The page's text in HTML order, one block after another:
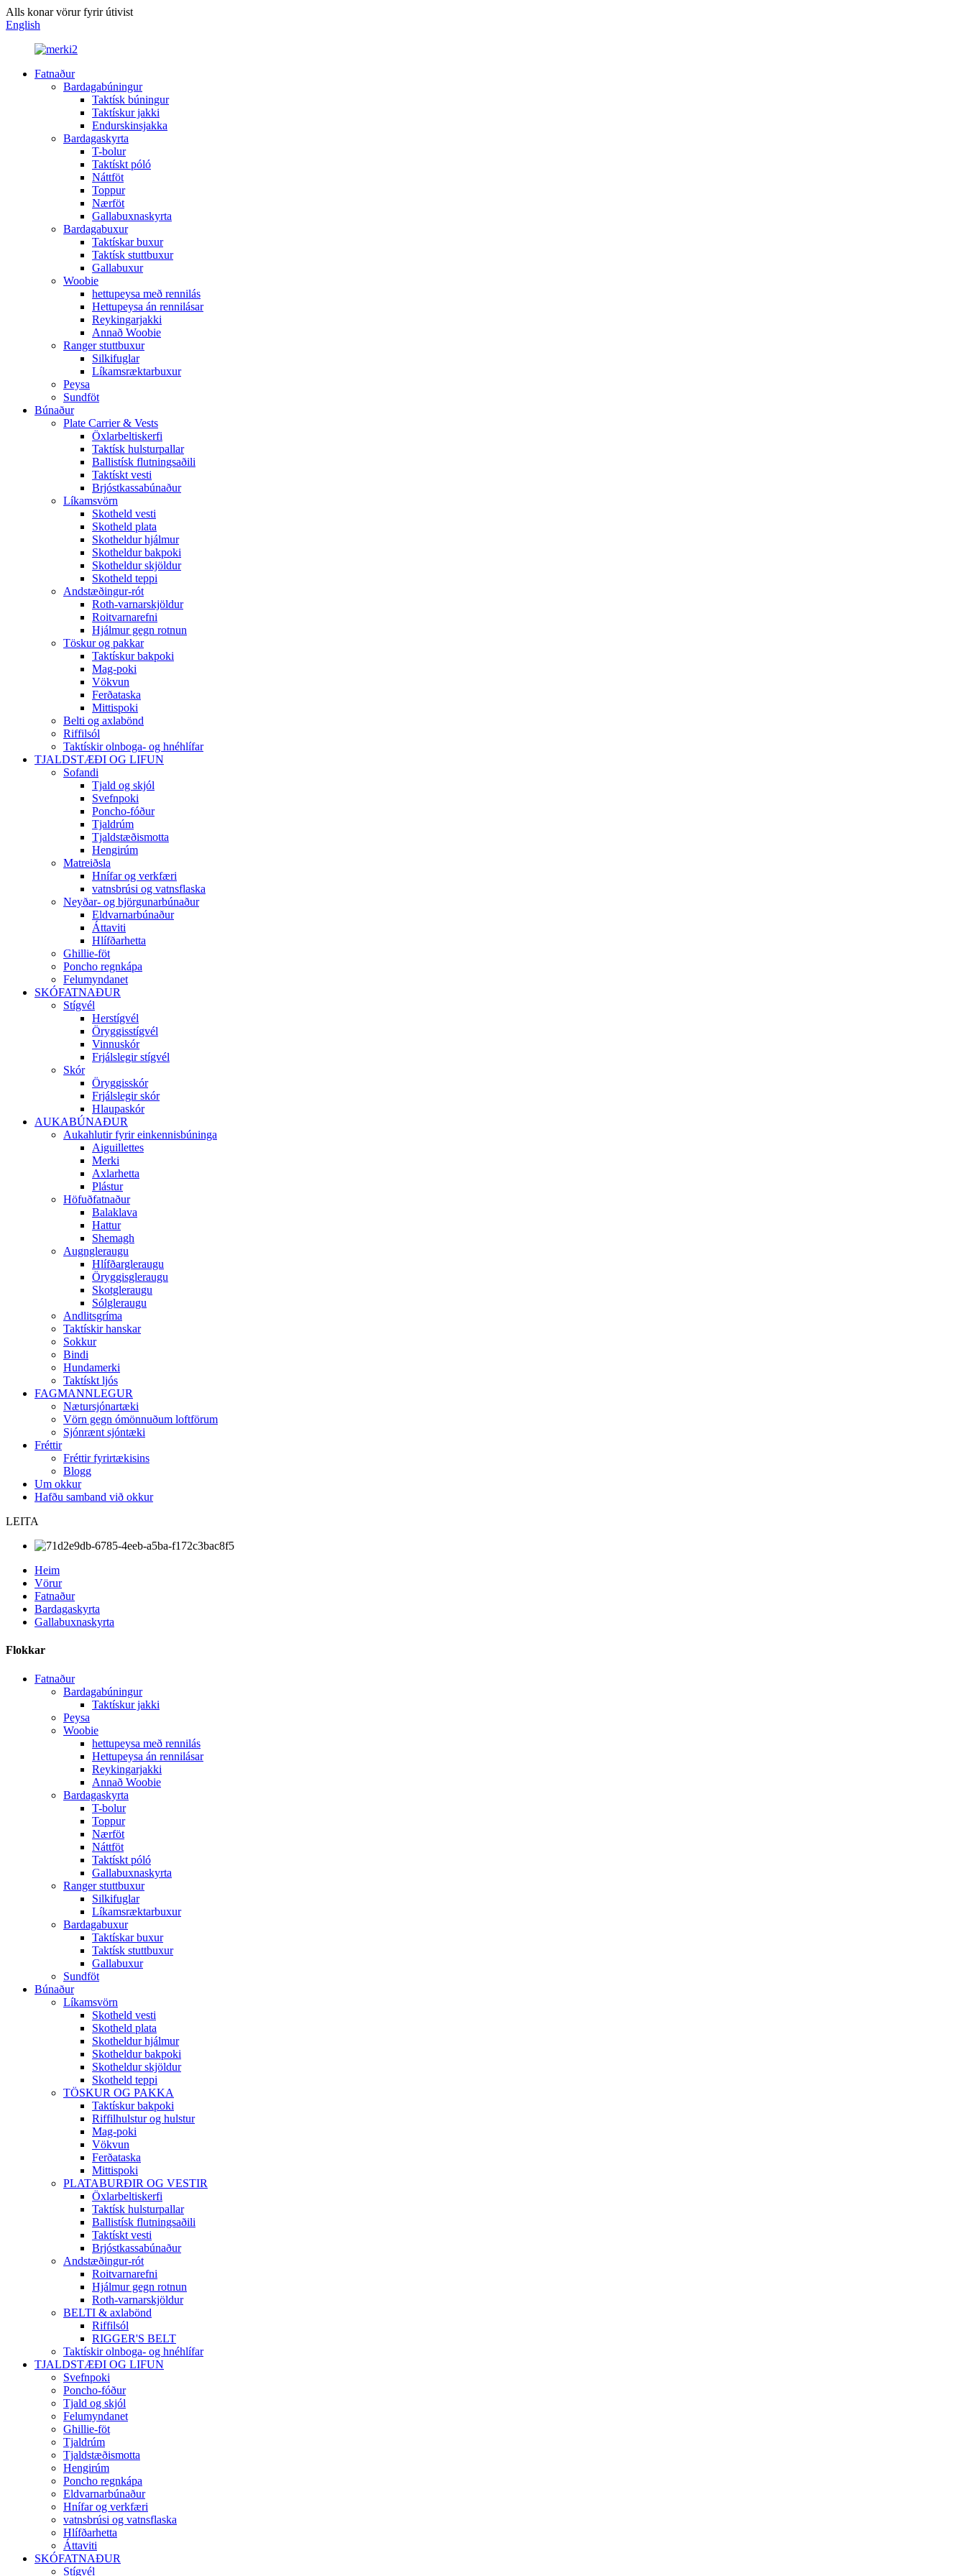
Alls konar vörur fyrir útivist
English
Fatnaður
Bardagabúningur
Taktísk búningur
Taktískur jakki
Endurskinsjakka
Bardagaskyrta
T-bolur
Taktískt póló
Náttföt
Toppur
Nærföt
Gallabuxnaskyrta
Bardagabuxur
Taktískar buxur
Taktísk stuttbuxur
Gallabuxur
Woobie
hettupeysa með rennilás
Hettupeysa án rennilásar
Reykingarjakki
Annað Woobie
Ranger stuttbuxur
Silkifuglar
Líkamsræktarbuxur
Peysa
Sundföt
Búnaður
Plate Carrier & Vests
Öxlarbeltiskerfi
Taktísk hulsturpallar
Ballistísk flutningsaðili
Taktískt vesti
Brjóstkassabúnaður
Líkamsvörn
Skotheld vesti
Skotheld plata
Skotheldur hjálmur
Skotheldur bakpoki
Skotheldur skjöldur
Skotheld teppi
Andstæðingur-rót
Roth-varnarskjöldur
Roitvarnarefni
Hjálmur gegn rotnun
Töskur og pakkar
Taktískur bakpoki
Mag-poki
Vökvun
Ferðataska
Mittispoki
Belti og axlabönd
Riffilsól
Taktískir olnboga- og hnéhlífar
TJALDSTÆÐI OG LIFUN
Sofandi
Tjald og skjól
Svefnpoki
Poncho-fóður
Tjaldrúm
Tjaldstæðismotta
Hengirúm
Matreiðsla
Hnífar og verkfæri
vatnsbrúsi og vatnsflaska
Neyðar- og björgunarbúnaður
Eldvarnarbúnaður
Áttaviti
Hlífðarhetta
Ghillie-föt
Poncho regnkápa
Felumyndanet
SKÓFATNAÐUR
Stígvél
Herstígvél
Öryggisstígvél
Vinnuskór
Frjálslegir stígvél
Skór
Öryggisskór
Frjálslegir skór
Hlaupaskór
AUKABÚNAÐUR
Aukahlutir fyrir einkennisbúninga
Aiguillettes
Merki
Axlarhetta
Plástur
Höfuðfatnaður
Balaklava
Hattur
Shemagh
Augngleraugu
Hlífðargleraugu
Öryggisgleraugu
Skotgleraugu
Sólgleraugu
Andlitsgríma
Taktískir hanskar
Sokkur
Bindi
Hundamerki
Taktískt ljós
FAGMANNLEGUR
Nætursjónartæki
Vörn gegn ómönnuðum loftförum
Sjónrænt sjóntæki
Fréttir
Fréttir fyrirtækisins
Blogg
Um okkur
Hafðu samband við okkur
LEITA
Heim
Vörur
Fatnaður
Bardagaskyrta
Gallabuxnaskyrta
Flokkar
Fatnaður
Bardagabúningur
Taktískur jakki
Peysa
Woobie
hettupeysa með rennilás
Hettupeysa án rennilásar
Reykingarjakki
Annað Woobie
Bardagaskyrta
T-bolur
Toppur
Nærföt
Náttföt
Taktískt póló
Gallabuxnaskyrta
Ranger stuttbuxur
Silkifuglar
Líkamsræktarbuxur
Bardagabuxur
Taktískar buxur
Taktísk stuttbuxur
Gallabuxur
Sundföt
Búnaður
Líkamsvörn
Skotheld vesti
Skotheld plata
Skotheldur hjálmur
Skotheldur bakpoki
Skotheldur skjöldur
Skotheld teppi
TÖSKUR OG PAKKA
Taktískur bakpoki
Riffilhulstur og hulstur
Mag-poki
Vökvun
Ferðataska
Mittispoki
PLATABURÐIR OG VESTIR
Öxlarbeltiskerfi
Taktísk hulsturpallar
Ballistísk flutningsaðili
Taktískt vesti
Brjóstkassabúnaður
Andstæðingur-rót
Roitvarnarefni
Hjálmur gegn rotnun
Roth-varnarskjöldur
BELTI & axlabönd
Riffilsól
RIGGER'S BELT
Taktískir olnboga- og hnéhlífar
TJALDSTÆÐI OG LIFUN
Svefnpoki
Poncho-fóður
Tjald og skjól
Felumyndanet
Ghillie-föt
Tjaldrúm
Tjaldstæðismotta
Hengirúm
Poncho regnkápa
Eldvarnarbúnaður
Hnífar og verkfæri
vatnsbrúsi og vatnsflaska
Hlífðarhetta
Áttaviti
SKÓFATNAÐUR
Stígvél